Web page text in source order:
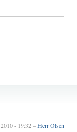
- 19:32 –Herr Olsen